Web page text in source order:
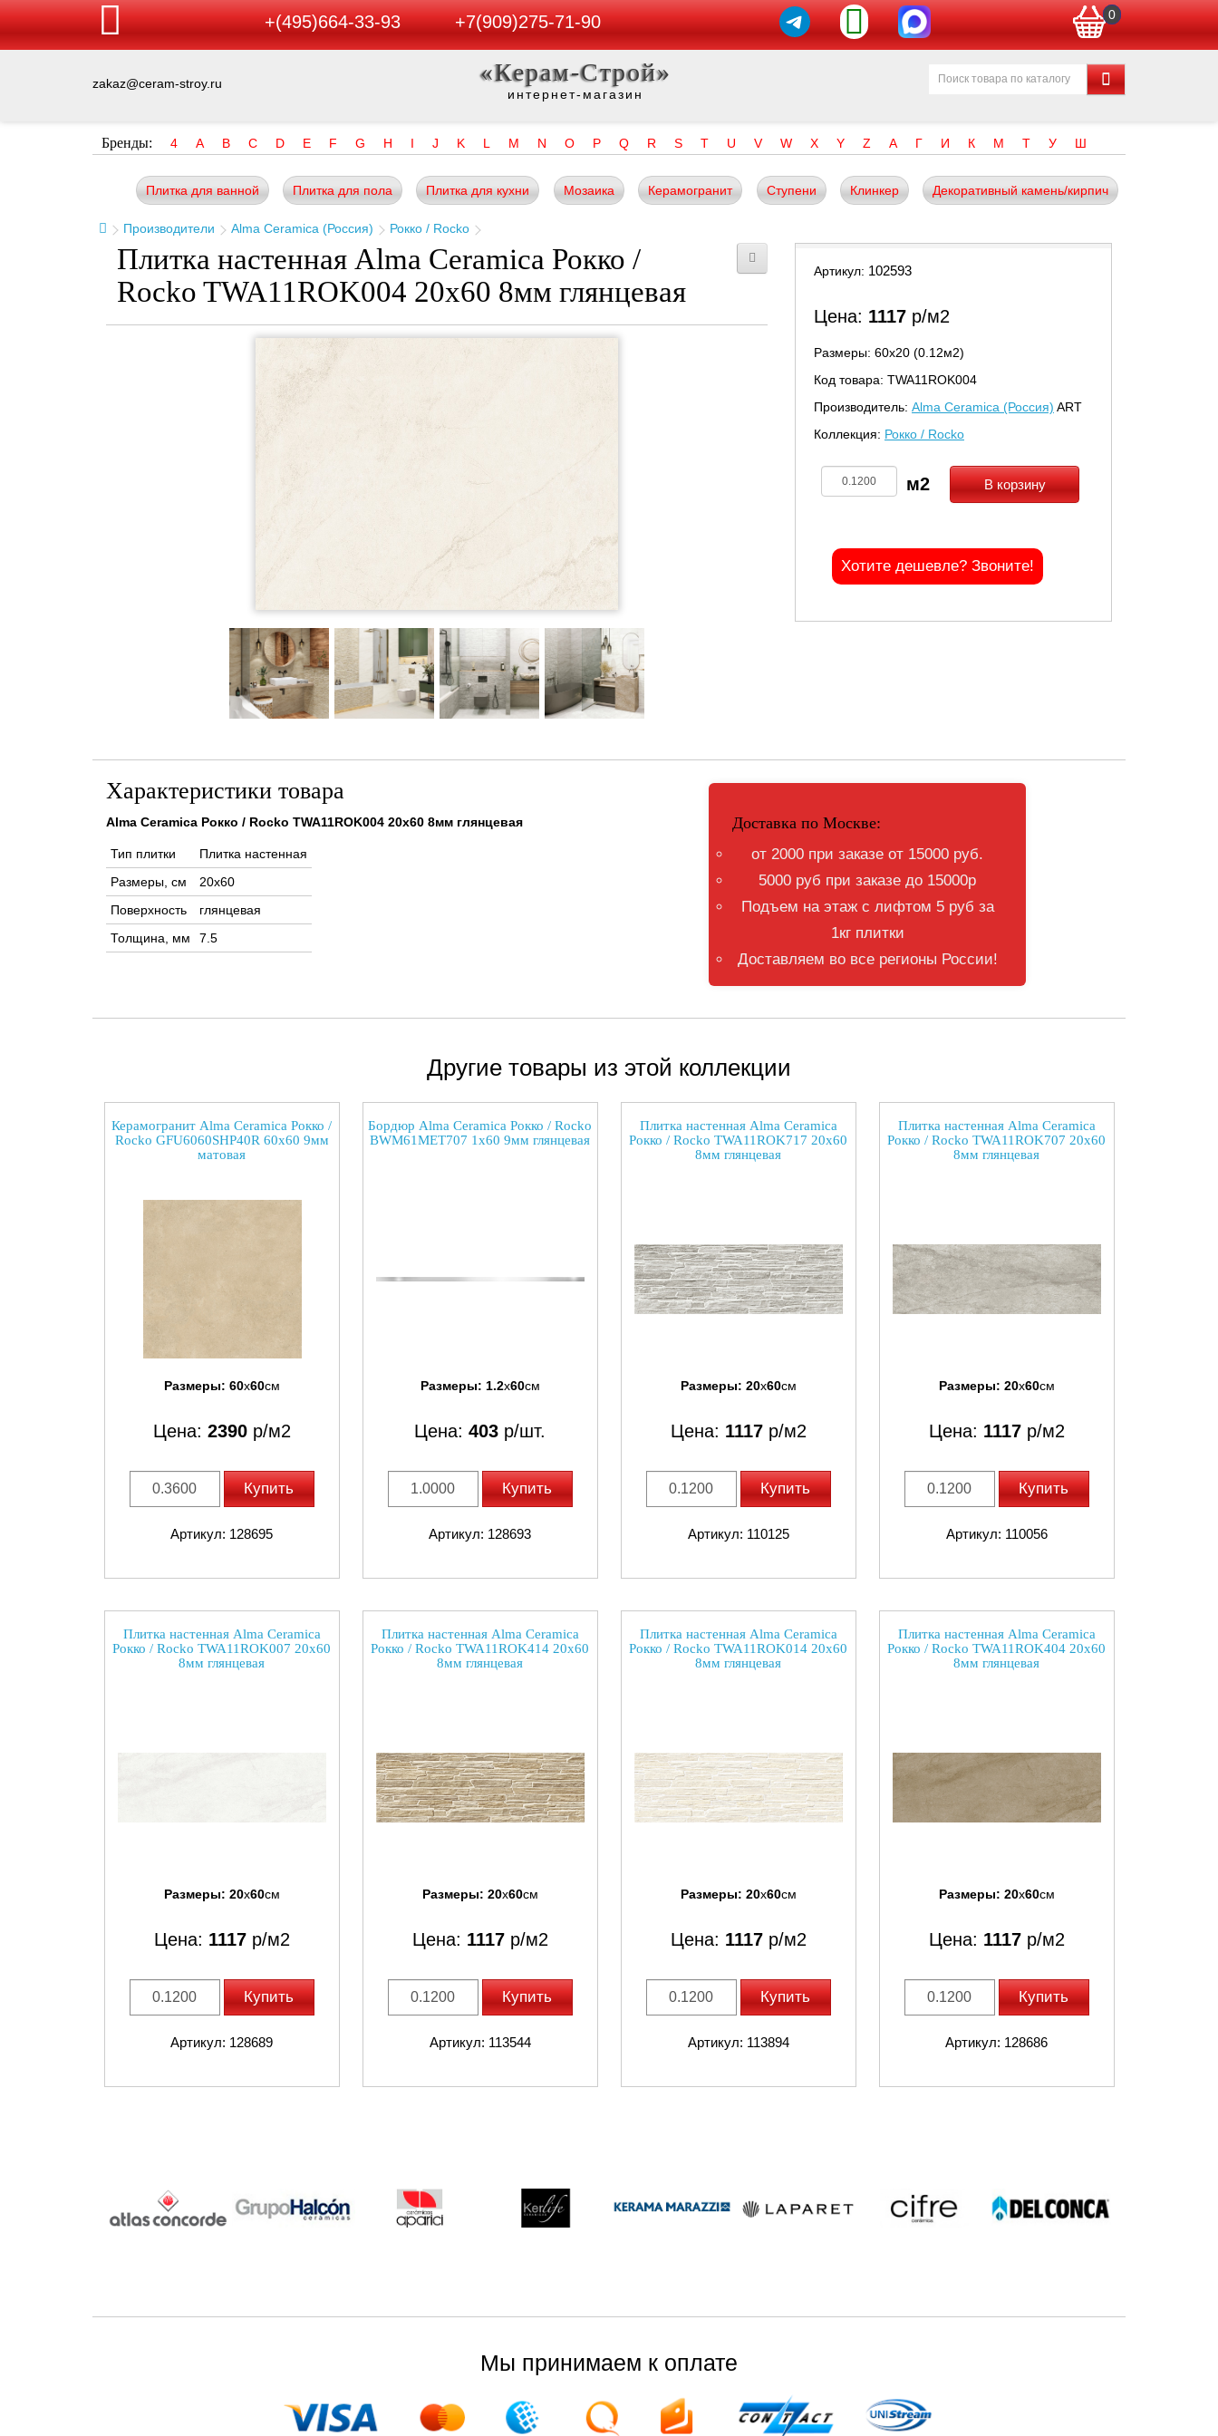
+(495)664-33-93 +7(909)275-71-90 0
zakaz@ceram-stroy.ru «Керам-Строй»
интернет-магазин
Бренды: 4 A B C D E F G H I J K L M N O P Q R S T U V W X Y Z А Г И К М Т У Ш
Плитка для ванной Плитка для пола Плитка для кухни Мозаика Керамогранит Ступени Клинкер Декоративный камень/кирпич
Производители Alma Ceramica (Россия) Рокко / Rocko
Плитка настенная Alma Ceramica Рокко /
Rocko TWA11ROK004 20x60 8мм глянцевая
Артикул: 102593
Цена: 1117 р/м2
Размеры: 60х20 (0.12м2)
Код товара: TWA11ROK004
Производитель: Alma Ceramica (Россия) ART
Коллекция: Рокко / Rocko
В корзину
Хотите дешевле? Звоните!
Характеристики товара
Alma Ceramica Рокко / Rocko TWA11ROK004 20x60 8мм глянцевая
Тип плитки
Плитка настенная
Размеры, см
20x60
Поверхность
глянцевая
Толщина, мм
7.5
Доставка по Москве:
от 2000 при заказе от 15000 руб.
5000 руб при заказе до 15000р
Подъем на этаж с лифтом 5 руб за
1кг плитки
Доставляем во все регионы России!
Другие товары из этой коллекции
Керамогранит Alma Ceramica Рокко /
Rocko GFU6060SHP40R 60x60 9мм
матовая
Размеры: 60x60см
Цена: 2390р/м2
Купить
Артикул: 128695
Бордюр Alma Ceramica Рокко / Rocko
BWM61MET707 1x60 9мм глянцевая
Размеры: 1.2x60см
Цена: 403 р/шт.
Купить
Артикул: 128693
Плитка настенная Alma Ceramica
Рокко / Rocko TWA11ROK717 20x60
8мм глянцевая
Размеры: 20x60см
Цена: 1117р/м2
Купить
Артикул: 110125
Плитка настенная Alma Ceramica
Рокко / Rocko TWA11ROK707 20x60
8мм глянцевая
Размеры: 20x60см
Цена: 1117р/м2
Купить
Артикул: 110056
Плитка настенная Alma Ceramica
Рокко / Rocko TWA11ROK007 20x60
8мм глянцевая
Размеры: 20x60см
Цена: 1117р/м2
Купить
Артикул: 128689
Плитка настенная Alma Ceramica
Рокко / Rocko TWA11ROK414 20x60
8мм глянцевая
Размеры: 20x60см
Цена: 1117р/м2
Купить
Артикул: 113544
Плитка настенная Alma Ceramica
Рокко / Rocko TWA11ROK014 20x60
8мм глянцевая
Размеры: 20x60см
Цена: 1117р/м2
Купить
Артикул: 113894
Плитка настенная Alma Ceramica
Рокко / Rocko TWA11ROK404 20x60
8мм глянцевая
Размеры: 20x60см
Цена: 1117р/м2
Купить
Артикул: 128686
Мы принимаем к оплате